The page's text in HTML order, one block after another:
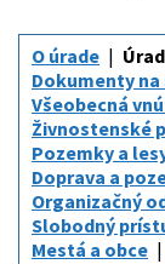
O úrade
Dokumenty
Všeobecná
Živnostenské
Pozemky a
Doprava a
Organizačný
Slobodný
Mestá a obce